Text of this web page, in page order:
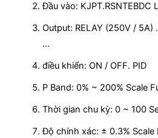
Đầu vào: KJPT.RSNTEBDC
Output: RELAY (250V / 5A)
…
điều khiển: ON / OFF. PID
P Band: 0% ~ 200% Scale
Thời gian chu kỳ: 0 ~ 100
Độ chính xác: ± 0.3% Scale